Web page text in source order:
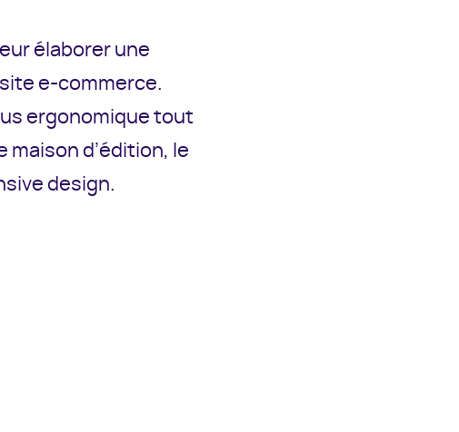
élaborer une
e-commerce.
ergonomique tout
d’édition, le
design.